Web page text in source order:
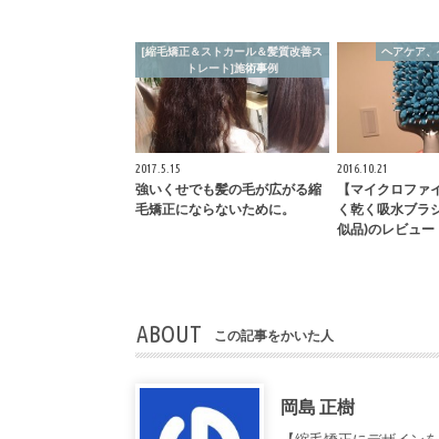
[縮毛矯正＆ストカール＆髪質改善ス
トレート]施術事例
2017.5.15
強いくせでも髪の毛が広がる縮
毛矯正にならないために。
ヘアケア
2016.10.21
【マイクロファ
く乾く吸水ブラ
似品)のレビュー
ABOUT この記事をかいた人
岡島 正樹